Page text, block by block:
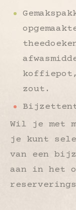
zout.
Wil je met
je kunt
van een
aan in het